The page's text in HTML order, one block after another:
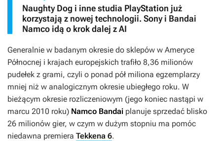
Naughty Dog i inne studia PlayStation już
korzystają z nowej technologii. Sony i Bandai
Namco idą o krok dalej z AI
Generalnie w badanym okresie do sklepów w Ameryce
Północnej i krajach europejskich trafiło 8,36 milionów
pudełek z grami, czyli o ponad pół miliona egzemplarzy
mniej niż w analogicznym okresie ubiegłego roku. W
bieżącym okresie rozliczeniowym (jego koniec nastąpi w
marcu 2010 roku) Namco Bandai planuje sprzedać blisko
26 milionów gier, w czym w dużym stopniu ma pomóc
niedawna premiera Tekkena 6.